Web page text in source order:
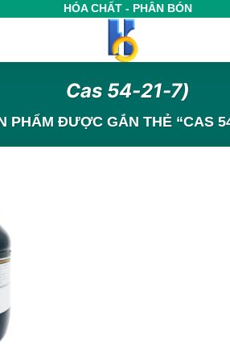
HÓA CHẤT - PHÂN BÓN
Cas 54-21-7)
PHẨM ĐƯỢC GẮN THẺ “CAS